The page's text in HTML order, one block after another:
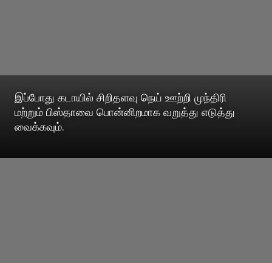
இப்போது கடாயில் சிறிதளவு நெய் ஊற்றி முந்திரி
மற்றும் பிஸ்தாவை பொன்னிறமாக வறுத்து எடுத்து
வைக்கவும்.